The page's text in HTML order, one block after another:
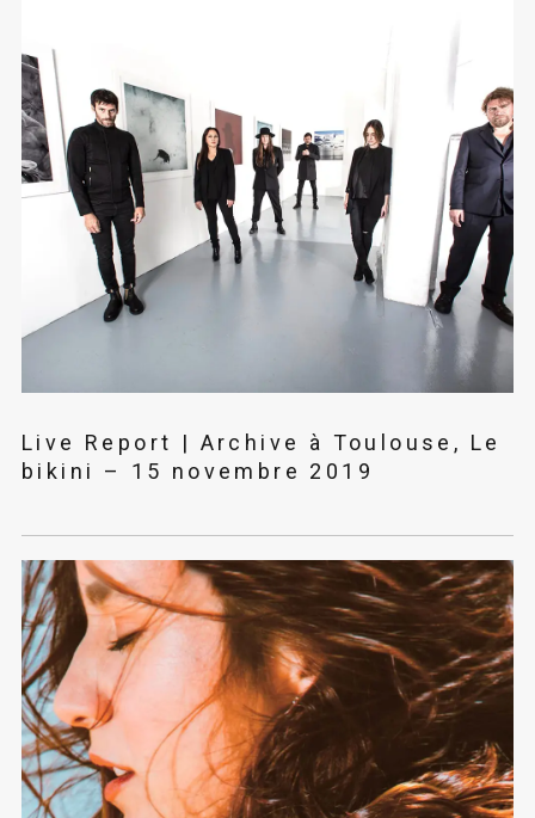
Live Report | Archive à Toulouse, Le
bikini – 15 novembre 2019